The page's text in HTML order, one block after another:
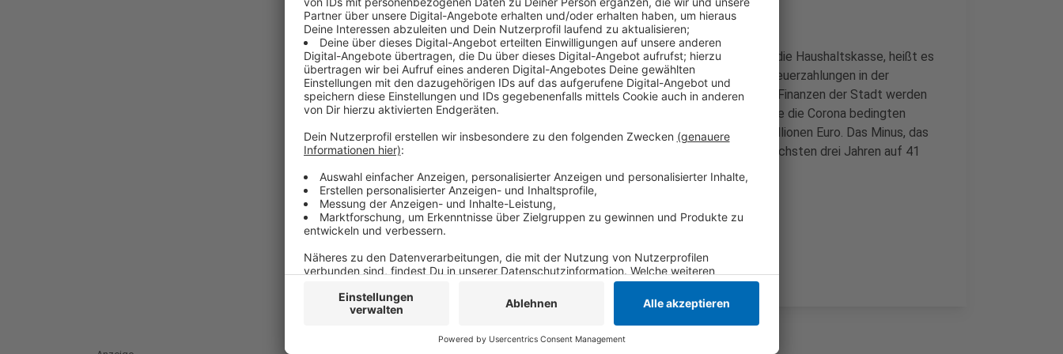
Die Gewerbesteuereinnahmen in Viersen sind ein Stützpfeiler für die Haushaltskasse, heißt es
in der Analyse der IHK. In anderen Kommunen sind die Gewerbesteuerzahlungen in der
Pandemie stärker eingebrochen als in Viersen. Und trotzdem: Die Finanzen der Stadt werden
auch in Zukunft von der Corona Pandemie geprägt sein. Allein ohne die Corona bedingten
Mehrausgaben liegt das Minus der Stadt in diesem Jahr bei 14 Millionen Euro. Das Minus, das
allein durch die Corona-Pandemie entstandenen ist, wird in den nächsten drei Jahren auf 41
Millionen ansteigen, heißt es.
Anzeige